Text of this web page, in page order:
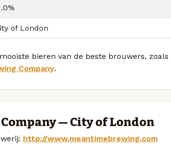
of London
bieren van de beste brouwers,
Company.
— City of London
http://www.meantimebrewing.com